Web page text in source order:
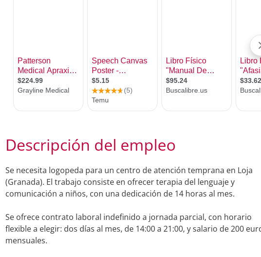
Descripción del empleo
Se necesita logopeda para un centro de atención temprana en Loja
(Granada). El trabajo consiste en ofrecer terapia del lenguaje y
comunicación a niños, con una dedicación de 14 horas al mes.
Se ofrece contrato laboral indefinido a jornada parcial, con horario
flexible a elegir: dos días al mes, de 14:00 a 21:00, y salario de 200
mensuales.